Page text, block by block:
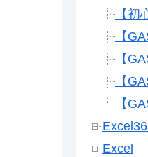
【
【
【
【
【
Excel